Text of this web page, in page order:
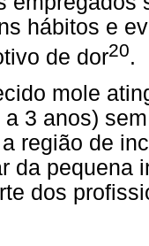
hábitos e
de dor20.
mole
3 anos)
região de
da pequena
dos